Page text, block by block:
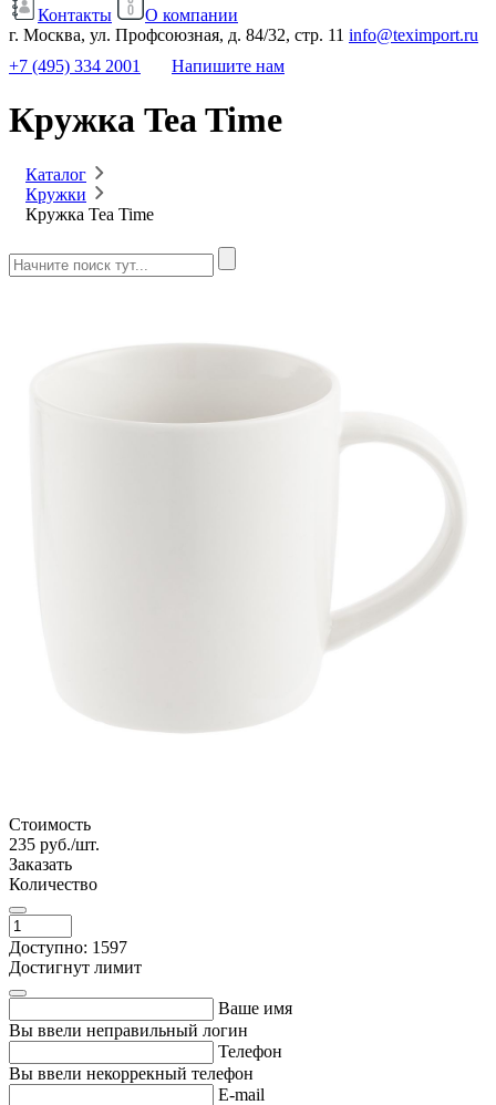
Контакты
О компании
г. Москва, ул. Профсоюзная, д. 84/32, стр. 11 info@teximport.ru
+7 (495) 334 2001
Напишите нам
Кружка Tea Time
Каталог
Кружки
Кружка Tea Time
Стоимость
235 руб./шт.
Заказать
Количество
Доступно: 1597
Достигнут лимит
Ваше имя
Вы ввели неправильный логин
Телефон
Вы ввели некоррекный телефон
E-mail